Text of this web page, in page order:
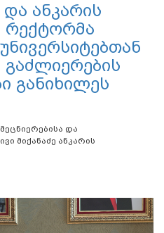
და ანკარის
რექტორმა
განიხილეს
და
მიქანაძე ანკარის